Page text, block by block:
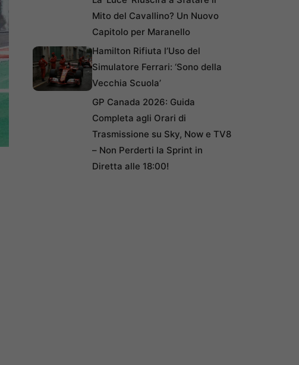
Mito del Cavallino? Un Nuovo
Capitolo per Maranello
Hamilton Rifiuta l’Uso del
Simulatore Ferrari: ‘Sono della
Vecchia Scuola’
GP Canada 2026: Guida
Completa agli Orari di
Trasmissione su Sky, Now e TV8
– Non Perderti la Sprint in
Diretta alle 18:00!